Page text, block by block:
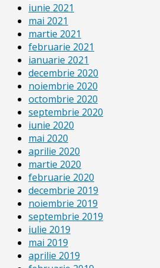
iunie 2021
mai 2021
martie 2021
februarie 2021
ianuarie 2021
decembrie 2020
noiembrie 2020
octombrie 2020
septembrie 2020
iunie 2020
mai 2020
aprilie 2020
martie 2020
februarie 2020
decembrie 2019
noiembrie 2019
septembrie 2019
iulie 2019
mai 2019
aprilie 2019